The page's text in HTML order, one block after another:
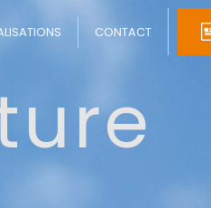
CONTACT